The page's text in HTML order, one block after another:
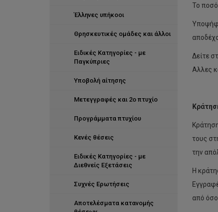
Έλληνες υπήκοοι
Θρησκευτικές ομάδες και άλλοι
Ειδικές Κατηγορίες - με
Παγκύπριες
Υποβολή αίτησης
Μετεγγραφές και 2ο πτυχίο
Προγράμματα πτυχίου
Κενές θέσεις
Ειδικές Κατηγορίες - με
Διεθνείς Εξετάσεις
Συχνές Ερωτήσεις
Αποτελέσματα κατανομής
Το
Δείτε
Αλλες
τους
την
Η
από